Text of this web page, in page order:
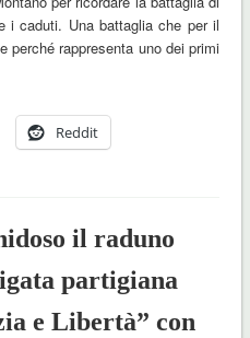
i caduti. Una battaglia che per il
perché rappresenta uno dei primi
Reddit
il raduno
partigiana
e Libertà” con